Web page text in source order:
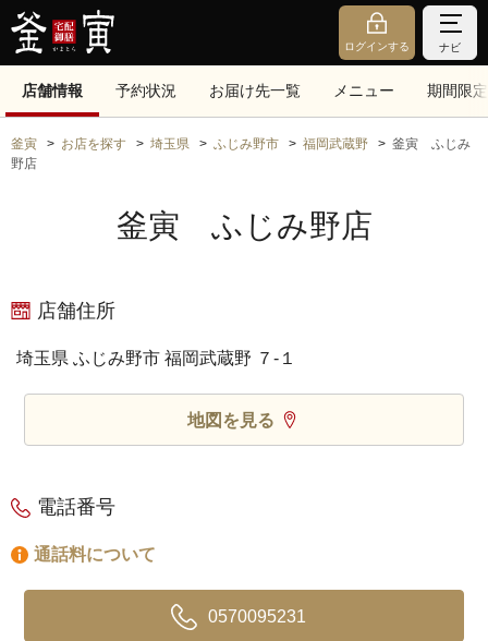
ログインする ナビ
店舗情報 予約状況 お届け先一覧 メニュー 期間限定
釜寅 お店を探す 埼玉県 ふじみ野市 福岡武蔵野
釜寅 ふじみ
野店
釜寅 ふじみ野店
店舗住所
埼玉県 ふじみ野市 福岡武蔵野 ７‐１
地図を見る
電話番号
通話料について
0570095231